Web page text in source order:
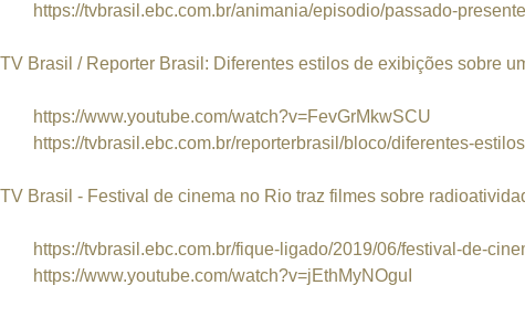
https://tvbrasil.ebc.com.br/animania/episodio/passado-
TV Brasil / Reporter Brasil: Diferentes estilos de exibições sobre
https://www.youtube.com/watch?v=FevGrMkwSCU
https://tvbrasil.ebc.com.br/reporterbrasil/bloco/diferentes-
TV Brasil - Festival de cinema no Rio traz filmes sobre
https://tvbrasil.ebc.com.br/fique-ligado/2019/06/festival-de-
https://www.youtube.com/watch?v=jEthMyNOguI